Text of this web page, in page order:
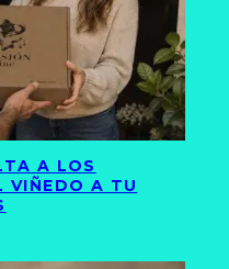
A LOS
VIÑEDO A TU